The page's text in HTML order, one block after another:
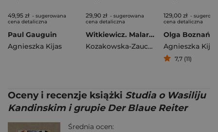
49,95 zł - sugerowana
cena detaliczna
Paul Gauguin
Agnieszka Kijas
29,90 zł - sugerowana
cena detaliczna
Witkiewicz. Malarstwo
Kozakowska-Zaucha Urszula
129,00 zł -
cena detaliczna
Agnieszka Kijas
7,7 (11)
Oceny i recenzje książki Studia o Wasiliju
Kandinskim i grupie Der Blaue Reiter
Średnia ocen: